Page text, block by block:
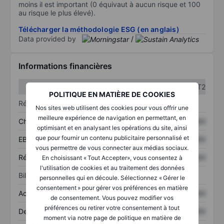
POLITIQUE EN MATIÈRE DE COOKIES
Nos sites web utilisent des cookies pour vous offrir une
meilleure expérience de navigation en permettant, en
optimisant et en analysant les opérations du site, ainsi
que pour fournir un contenu publicitaire personnalisé et
vous permettre de vous connecter aux médias sociaux.
En choisissant « Tout Accepter», vous consentez à
l'utilisation de cookies et au traitement des données
personnelles qui en découle. Sélectionnez « Gérer le
consentement » pour gérer vos préférences en matière
de consentement. Vous pouvez modifier vos
préférences ou retirer votre consentement à tout
moment via notre page de politique en matière de
moins il est important (0 équivaut à aucun risque et 100
au risque le plus élevé).
Télécharger la méthodologie ESG (en anglais)
Data provided by
/
Informations financières
T2
Résultats
Chiffre d’affaires XXXXXXX XXXXXXX
EBITDA XXXXXXX XXXXXXX
Résultat net XXXXXXX XXXXXXX
Bilan
Actifs totaux XXXXXXX
Dette totale XXXXXXX XXXXXXX